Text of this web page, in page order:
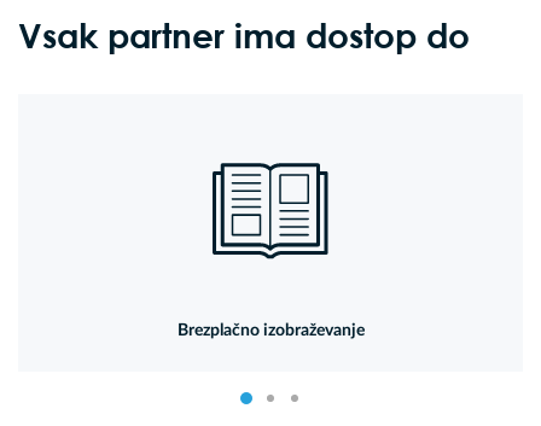
Vsak partner ima dostop do
Brezplačno izobraževanje